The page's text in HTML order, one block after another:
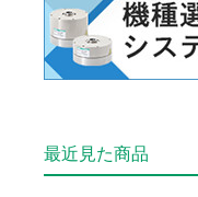
最近見た商品